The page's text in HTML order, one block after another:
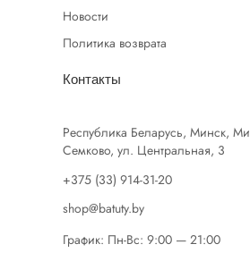
Новости
Политика возврата
Контакты
Республика Беларусь, Минск,
Семково, ул. Центральная, 3
+375 (33) 914-31-20
shop@batuty.by
График: Пн-Вс: 9:00 — 21:00